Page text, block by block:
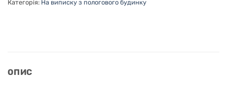
Категорія: На виписку з пологового будинку
ОПИС